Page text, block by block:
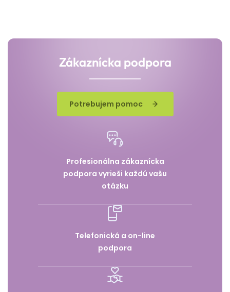
Zákaznícka podpora
Potrebujem pomoc
Profesionálna zákaznícka
podpora vyrieši každú vašu
otázku
Telefonická a on-line
podpora